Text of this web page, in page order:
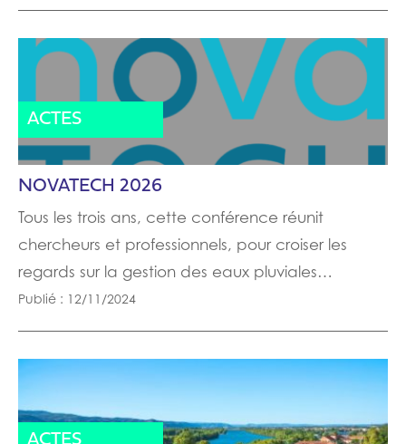
ACTES
NOVATECH 2026
Tous les trois ans, cette conférence réunit
chercheurs et professionnels, pour croiser les
regards sur la gestion des eaux pluviales…
Publié : 12/11/2024
ACTES